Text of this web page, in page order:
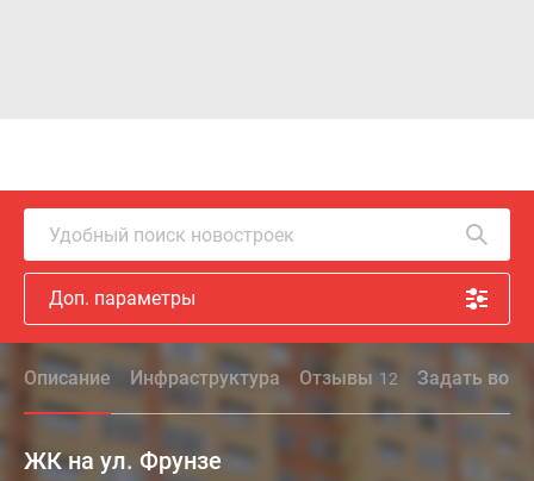
Удобный поиск новостроек
Доп. параметры
Описание Инфраструктура Отзывы 12 Задать
ЖК на ул. Фрунзе